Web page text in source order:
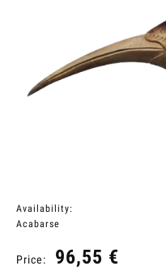
Availability:
Acabarse
Price: 96,55 €